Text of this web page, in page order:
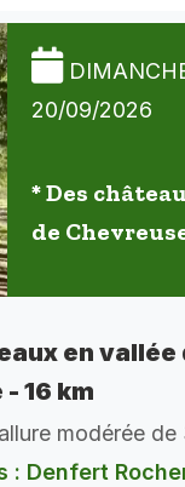
20/09/2026
* Des
de
en vallée
16 km
modérée de
: Denfert